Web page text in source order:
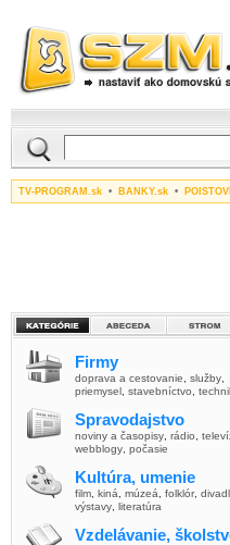
TV-PROGRAM.sk • BANKY.sk •
Firmy
doprava a cestovanie služby
priemysel stavebníctvo
Spravodajstvo
noviny a časopisy rádio
webblogy počasie
Kultúra, umenie
film kiná múzeá folklór,
výstavy literatúra
Vzdelávanie,